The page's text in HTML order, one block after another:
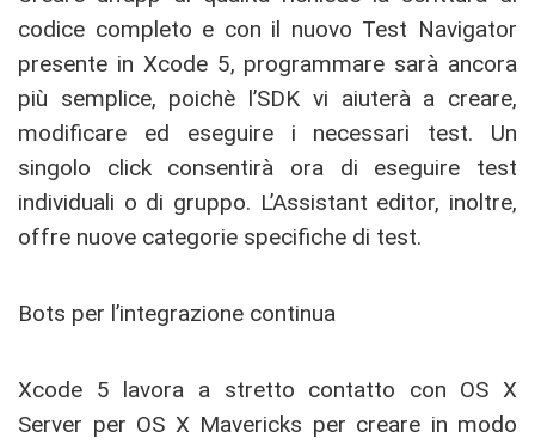
codice completo e con il nuovo Test Navigator
presente in Xcode 5, programmare sarà ancora
più semplice, poichè l’SDK vi aiuterà a creare,
modificare ed eseguire i necessari test. Un
singolo click consentirà ora di eseguire test
individuali o di gruppo. L’Assistant editor, inoltre,
offre nuove categorie specifiche di test.
Bots per l’integrazione continua
Xcode 5 lavora a stretto contatto con OS X
Server per OS X Mavericks per creare in modo